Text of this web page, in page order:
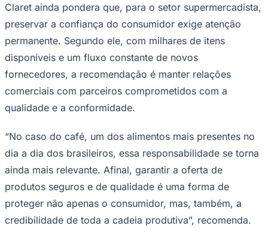
Claret ainda pondera que, para o setor supermercadista,
preservar a confiança do consumidor exige atenção
permanente. Segundo ele, com milhares de itens
disponíveis e um fluxo constante de novos
fornecedores, a recomendação é manter relações
comerciais com parceiros comprometidos com a
qualidade e a conformidade.
“No caso do café, um dos alimentos mais presentes no
dia a dia dos brasileiros, essa responsabilidade se torna
ainda mais relevante. Afinal, garantir a oferta de
produtos seguros e de qualidade é uma forma de
proteger não apenas o consumidor, mas, também, a
credibilidade de toda a cadeia produtiva”, recomenda.